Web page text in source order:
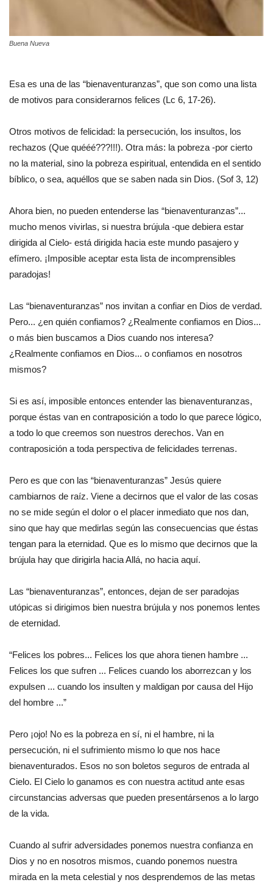
Buena Nueva
Esa es una de las “bienaventuranzas”, que son como una lista
de motivos para considerarnos felices (Lc 6, 17-26).
Otros motivos de felicidad: la persecución, los insultos, los
rechazos (Que quééé???!!!). Otra más: la pobreza -por cierto
no la material, sino la pobreza espiritual, entendida en el sentido
bíblico, o sea, aquéllos que se saben nada sin Dios. (Sof 3, 12)
Ahora bien, no pueden entenderse las “bienaventuranzas”...
mucho menos vivirlas, si nuestra brújula -que debiera estar
dirigida al Cielo- está dirigida hacia este mundo pasajero y
efímero. ¡Imposible aceptar esta lista de incomprensibles
paradojas!
Las “bienaventuranzas” nos invitan a confiar en Dios de verdad.
Pero... ¿en quién confiamos? ¿Realmente confiamos en Dios...
o más bien buscamos a Dios cuando nos interesa?
¿Realmente confiamos en Dios... o confiamos en nosotros
mismos?
Si es así, imposible entonces entender las bienaventuranzas,
porque éstas van en contraposición a todo lo que parece lógico,
a todo lo que creemos son nuestros derechos. Van en
contraposición a toda perspectiva de felicidades terrenas.
Pero es que con las “bienaventuranzas” Jesús quiere
cambiarnos de raíz. Viene a decirnos que el valor de las cosas
no se mide según el dolor o el placer inmediato que nos dan,
sino que hay que medirlas según las consecuencias que éstas
tengan para la eternidad. Que es lo mismo que decirnos que la
brújula hay que dirigirla hacia Allá, no hacia aquí.
Las “bienaventuranzas”, entonces, dejan de ser paradojas
utópicas si dirigimos bien nuestra brújula y nos ponemos lentes
de eternidad.
“Felices los pobres... Felices los que ahora tienen hambre ...
Felices los que sufren ... Felices cuando los aborrezcan y los
expulsen ... cuando los insulten y maldigan por causa del Hijo
del hombre ...”
Pero ¡ojo! No es la pobreza en sí, ni el hambre, ni la
persecución, ni el sufrimiento mismo lo que nos hace
bienaventurados. Esos no son boletos seguros de entrada al
Cielo. El Cielo lo ganamos es con nuestra actitud ante esas
circunstancias adversas que pueden presentársenos a lo largo
de la vida.
Cuando al sufrir adversidades ponemos nuestra confianza en
Dios y no en nosotros mismos, cuando ponemos nuestra
mirada en la meta celestial y nos desprendemos de las metas